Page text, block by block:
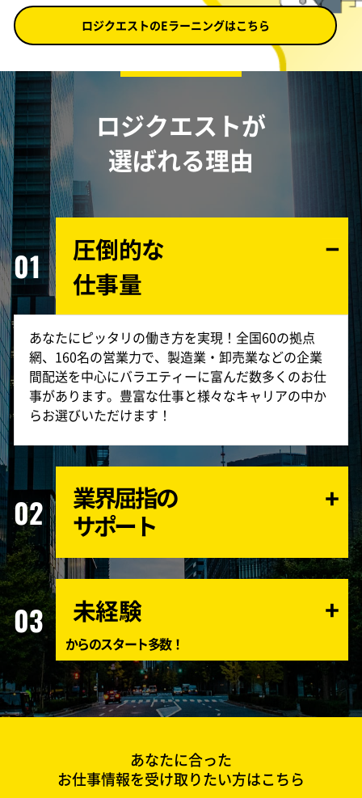
ロジクエストのEラーニングはこちら
ロジクエストが
選ばれる理由
01
圧倒的な
仕事量
あなたにピッタリの働き方を実現！ 全国60の拠点
網、160名の営業力で、製造業・卸売業などの企業
間配送を中心にバラエティーに富んだ数多くのお仕
事があります。豊富な仕事と様々なキャリアの中か
らお選びいただけます！
02
業界屈指の
サポート
03 未経験
からのスタート多数！
あなたに合った
お仕事情報を受け取りたい方はこちら